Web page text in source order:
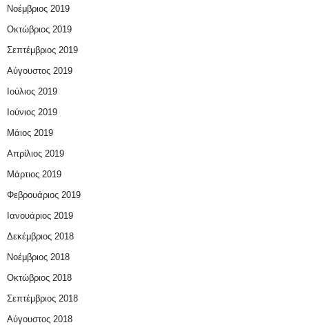
Νοέμβριος 2019
Οκτώβριος 2019
Σεπτέμβριος 2019
Αύγουστος 2019
Ιούλιος 2019
Ιούνιος 2019
Μάιος 2019
Απρίλιος 2019
Μάρτιος 2019
Φεβρουάριος 2019
Ιανουάριος 2019
Δεκέμβριος 2018
Νοέμβριος 2018
Οκτώβριος 2018
Σεπτέμβριος 2018
Αύγουστος 2018